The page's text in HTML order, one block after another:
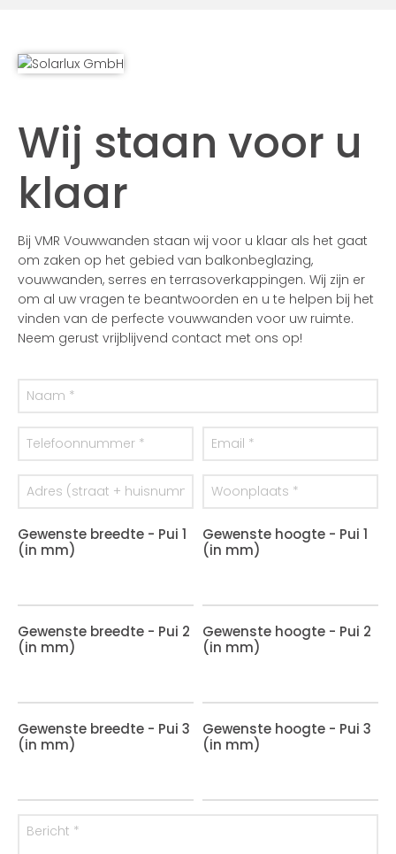
Wij staan voor u
klaar
Bij VMR Vouwwanden staan wij voor u klaar als het gaat
om zaken op het gebied van balkonbeglazing,
vouwwanden, serres en terrasoverkappingen. Wij zijn er
om al uw vragen te beantwoorden en u te helpen bij het
vinden van de perfecte vouwwanden voor uw ruimte.
Neem gerust vrijblijvend contact met ons op!
Gewenste breedte - Pui 1
(in mm)
Gewenste hoogte - Pui 1
(in mm)
Gewenste breedte - Pui 2
(in mm)
Gewenste hoogte - Pui 2
(in mm)
Gewenste breedte - Pui 3
(in mm)
Gewenste hoogte - Pui 3
(in mm)